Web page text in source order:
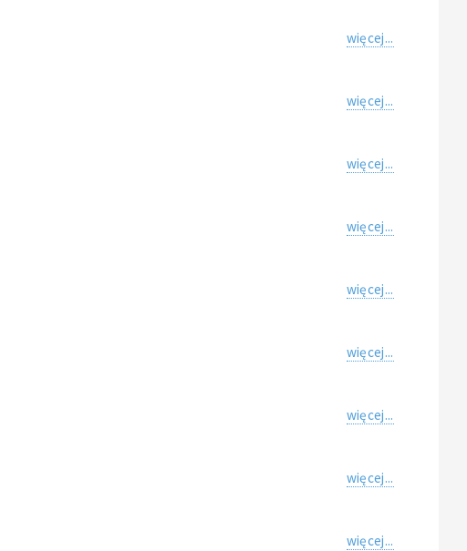
więcej...
więcej...
więcej...
więcej...
więcej...
więcej...
więcej...
więcej...
więcej...